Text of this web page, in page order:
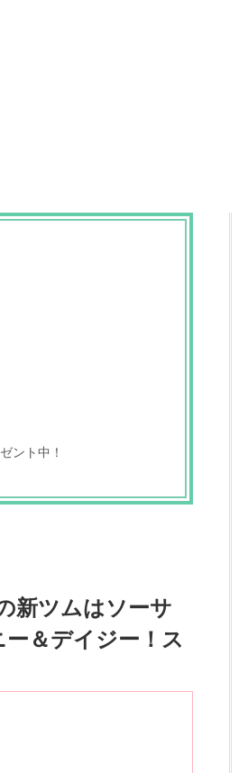
ント中！
新ツムはソーサ
＆デイジー！ス